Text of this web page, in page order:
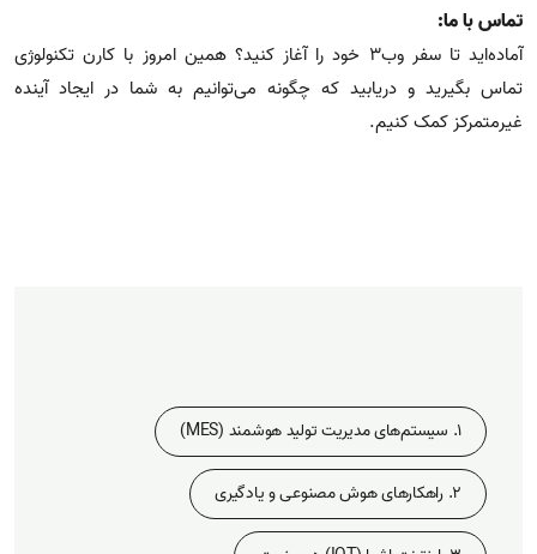
تماس با ما:
آماده‌اید تا سفر وب۳ خود را آغاز کنید؟ همین امروز با کارن تکنولوژی
تماس بگیرید و دریابید که چگونه می‌توانیم به شما در ایجاد آینده
غیرمتمرکز کمک کنیم.
1. سیستم‌های مدیریت تولید هوشمند (MES)
2. راهکارهای هوش مصنوعی و یادگیری